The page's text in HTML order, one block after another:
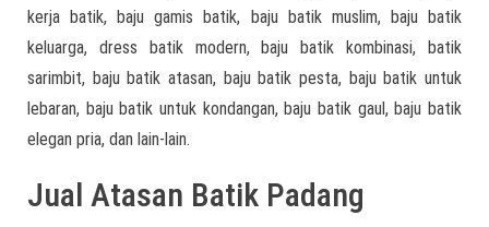
kerja batik, baju gamis batik, baju batik muslim, baju batik
keluarga, dress batik modern, baju batik kombinasi, batik
sarimbit, baju batik atasan, baju batik pesta, baju batik untuk
lebaran, baju batik untuk kondangan, baju batik gaul, baju batik
elegan pria, dan lain-lain.
Jual Atasan Batik Padang